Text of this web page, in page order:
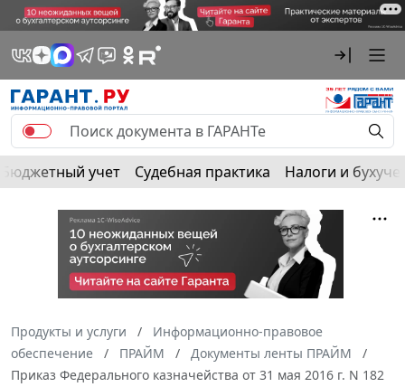
Бюджетный учет Судебная практика Налоги и
Продукты и услуги
Информационно-правовое
обеспечение
ПРАЙМ
Документы ленты ПРАЙМ
Приказ Федерального казначейства от 31 мая 2016 г. N 182